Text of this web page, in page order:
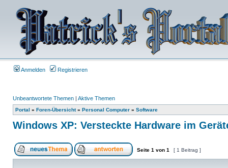
Anmelden Registrieren
Unbeantwortete Themen | Aktive Themen
Portal » Foren-Übersicht» Personal Computer » Software
Windows XP: Versteckte Hardware im
Seite 1 von 1 [ 1 Beitrag ]